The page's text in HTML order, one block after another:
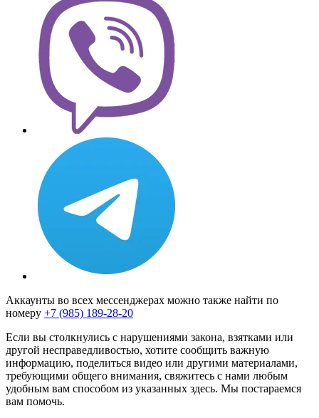
Аккаунты во всех мессенджерах можно также найти по
номеру +7 (985) 189-28-20
Если вы столкнулись с нарушениями закона, взятками или
другой несправедливостью, хотите сообщить важную
информацию, поделиться видео или другими материалами,
требующими общего внимания, свяжитесь с нами любым
удобным вам способом из указанных здесь. Мы постараемся
вам помочь.